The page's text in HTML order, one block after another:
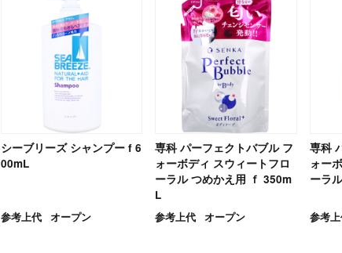
シーブリーズ シャンプー f 6
00mL
参考上代 オープン
専科 パーフェクトバブル フ
ォーボディ スウィートフロ
ーラル つめかえ用 ｆ 350m
L
参考上代 オープン
専科
ォー
ーラ
参考